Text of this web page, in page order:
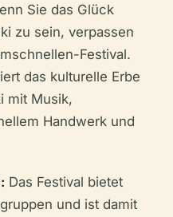
Sie das Glück
zu sein, verpassen
Festival.
das kulturelle Erbe
mit Musik,
Handwerk und
Das Festival bietet
und ist damit